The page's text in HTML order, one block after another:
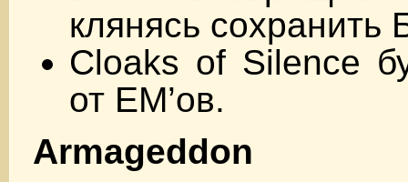
клянясь сохранить
Cloaks of Silence
от EM’ов.
Armageddon